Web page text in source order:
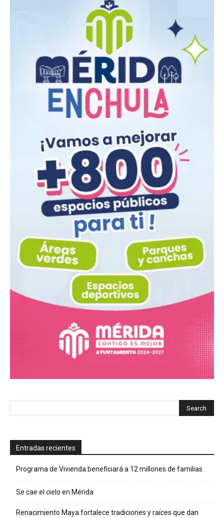
Entradas recientes
Programa de Vivienda beneficiará a 12 millones de familias
Se cae el cielo en Mérida
Renacimiento Maya fortalece tradiciones y raíces que dan